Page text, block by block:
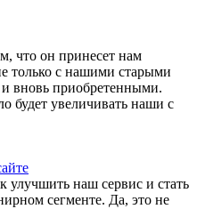
что он принесет нам
только с нашими старыми
вновь приобретенными.
будет увеличивать наши с
наш сервис и стать
сегменте. Да, это не